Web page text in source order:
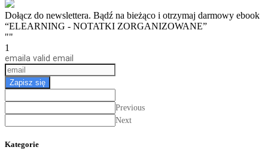
Dołącz do newslettera. Bądź na bieżąco i otrzymaj darmowy ebook
“ELEARNING - NOTATKI ZORGANIZOWANE”
""
1
email a valid email
Zapisz się
Previous
Next
Kategorie